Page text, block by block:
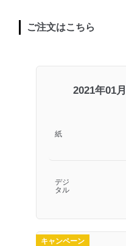
ご注文はこちら
2021年01
紙
デジ
タル
キャンペーン